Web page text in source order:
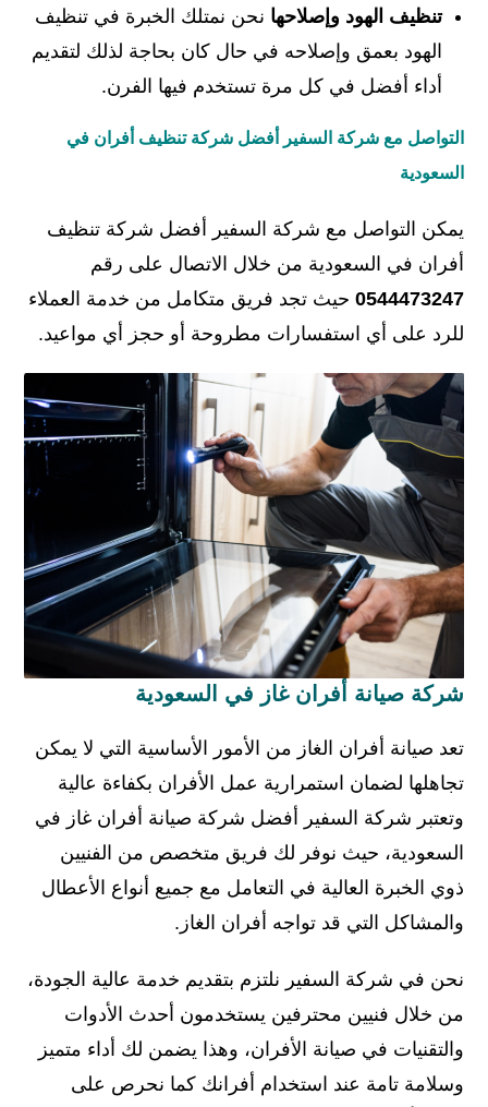
تنظيف الهود وإصلاحها نحن نمتلك الخبرة في تنظيف
الهود بعمق وإصلاحه في حال كان بحاجة لذلك لتقديم
أداء أفضل في كل مرة تستخدم فيها الفرن.
التواصل مع شركة السفير أفضل شركة تنظيف أفران في
السعودية
يمكن التواصل مع شركة السفير أفضل شركة تنظيف
أفران في السعودية من خلال الاتصال على رقم
0544473247 حيث تجد فريق متكامل من خدمة العملاء
للرد على أي استفسارات مطروحة أو حجز أي مواعيد.
شركة صيانة أفران غاز في السعودية
تعد صيانة أفران الغاز من الأمور الأساسية التي لا يمكن
تجاهلها لضمان استمرارية عمل الأفران بكفاءة عالية
وتعتبر شركة السفير أفضل شركة صيانة أفران غاز في
السعودية، حيث نوفر لك فريق متخصص من الفنيين
ذوي الخبرة العالية في التعامل مع جميع أنواع الأعطال
والمشاكل التي قد تواجه أفران الغاز.
نحن في شركة السفير نلتزم بتقديم خدمة عالية الجودة،
من خلال فنيين محترفين يستخدمون أحدث الأدوات
والتقنيات في صيانة الأفران، وهذا يضمن لك أداء متميز
وسلامة تامة عند استخدام أفرانك كما نحرص على